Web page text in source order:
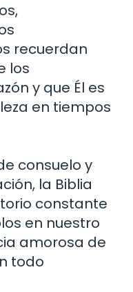
recuerdan
los
y que Él es
en tiempos
consuelo y
la Biblia
constante
en nuestro
amorosa de
todo